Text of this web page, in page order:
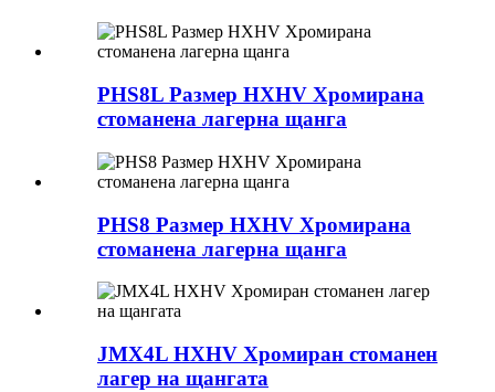
PHS8L Размер HXHV Хромирана
стоманена лагерна щанга
PHS8 Размер HXHV Хромирана
стоманена лагерна щанга
JMX4L HXHV Хромиран стоманен
лагер на щангата